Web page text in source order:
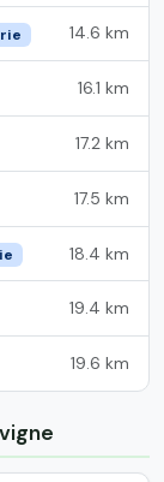
14.6 km
16.1 km
17.2 km
17.5 km
18.4 km
19.4 km
19.6 km